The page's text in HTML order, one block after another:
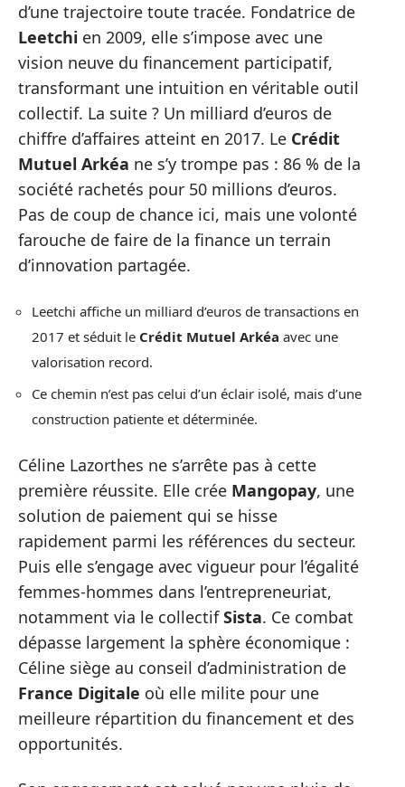
d’une trajectoire toute tracée. Fondatrice de
Leetchi en 2009, elle s’impose avec une
vision neuve du financement participatif,
transformant une intuition en véritable outil
collectif. La suite ? Un milliard d’euros de
chiffre d’affaires atteint en 2017. Le Crédit
Mutuel Arkéa ne s’y trompe pas : 86 % de la
société rachetés pour 50 millions d’euros.
Pas de coup de chance ici, mais une volonté
farouche de faire de la finance un terrain
d’innovation partagée.
Leetchi affiche un milliard d’euros de transactions en
2017 et séduit le Crédit Mutuel Arkéa avec une
valorisation record.
Ce chemin n’est pas celui d’un éclair isolé, mais d’une
construction patiente et déterminée.
Céline Lazorthes ne s’arrête pas à cette
première réussite. Elle crée Mangopay, une
solution de paiement qui se hisse
rapidement parmi les références du secteur.
Puis elle s’engage avec vigueur pour l’égalité
femmes-hommes dans l’entrepreneuriat,
notamment via le collectifSista. Ce combat
dépasse largement la sphère économique :
Céline siège au conseil d’administration de
France Digitale où elle milite pour une
meilleure répartition du financement et des
opportunités.